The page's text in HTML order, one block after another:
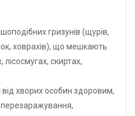
гризунів (щурів,
ховрахів), що мешкають
скиртах,
хворих особин здоровим,